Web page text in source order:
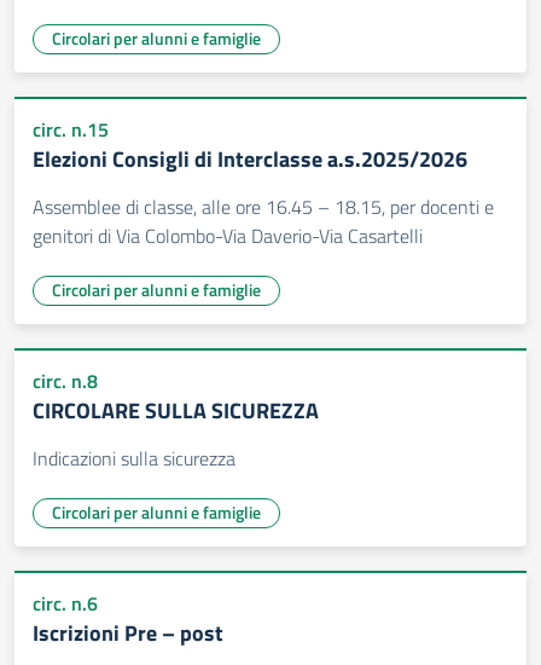
Circolari per alunni e famiglie
circ. n.15
Elezioni Consigli di Interclasse a.s.2025/2026
Assemblee di classe, alle ore 16.45 – 18.15, per docenti e
genitori di Via Colombo-Via Daverio-Via Casartelli
Circolari per alunni e famiglie
circ. n.8
CIRCOLARE SULLA SICUREZZA
Indicazioni sulla sicurezza
Circolari per alunni e famiglie
circ. n.6
Iscrizioni Pre – post